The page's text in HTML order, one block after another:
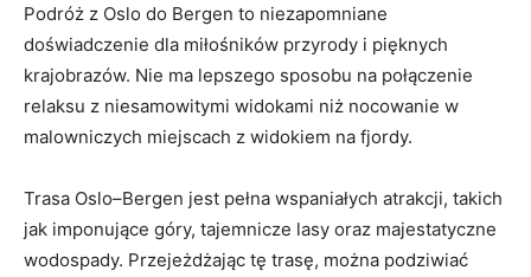
Podróż z Oslo do⁢ Bergen ‌to niezapomniane
doświadczenie⁢ dla miłośników przyrody​ i​ pięknych
krajobrazów. Nie ma ‍lepszego sposobu na połączenie
relaksu z niesamowitymi widokami niż nocowanie ‍w
malowniczych miejscach⁢ z widokiem na‍ fjordy.
Trasa Oslo–Bergen ‍jest‌ pełna ​wspaniałych atrakcji, takich
jak imponujące góry, tajemnicze lasy⁣ oraz majestatyczne
wodospady. Przejeżdżając tę trasę,‍ można podziwiać